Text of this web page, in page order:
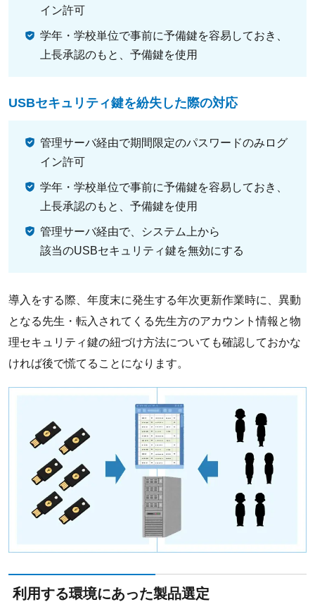
イン許可
学年・学校単位で事前に予備鍵を容易しておき、
上長承認のもと、予備鍵を使用
USBセキュリティ鍵を紛失した際の対応
管理サーバ経由で期間限定のパスワードのみログ
イン許可
学年・学校単位で事前に予備鍵を容易しておき、
上長承認のもと、予備鍵を使用
管理サーバ経由で、システム上から
該当のUSBセキュリティ鍵を無効にする
導入をする際、年度末に発生する年次更新作業時に、異動
となる先生・転入されてくる先生方のアカウント情報と物
理セキュリティ鍵の紐づけ方法についても確認しておかな
ければ後で慌てることになります。
利用する環境にあった製品選定